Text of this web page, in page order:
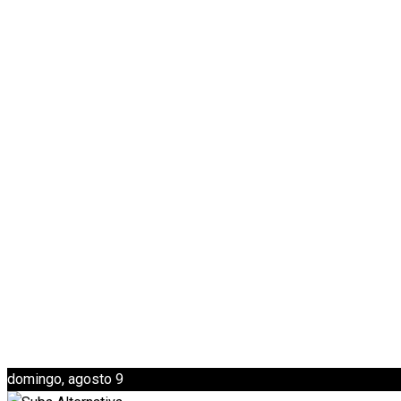
domingo, agosto 9